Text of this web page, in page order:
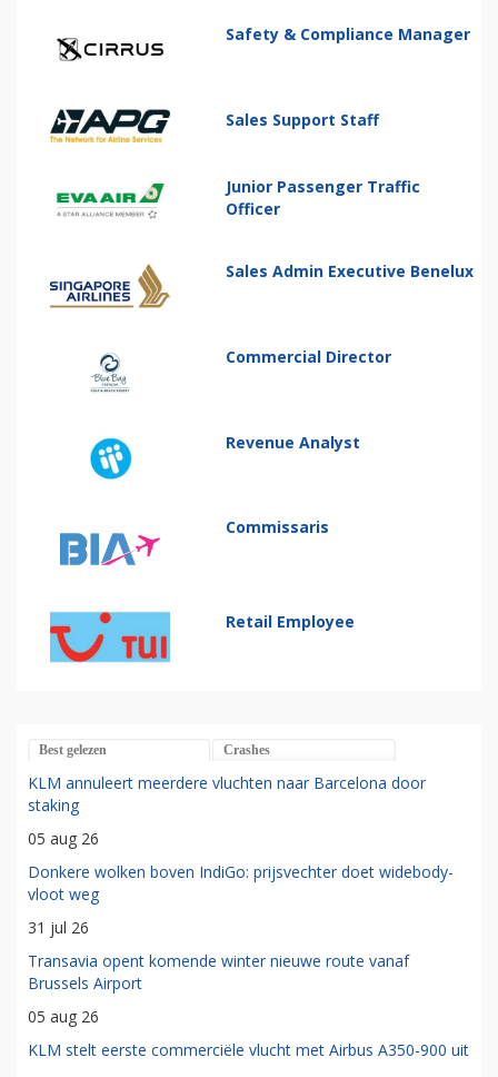
Safety & Compliance Manager
Sales Support Staff
Junior Passenger Traffic
Officer
Sales Admin Executive Benelux
Commercial Director
Revenue Analyst
Commissaris
Retail Employee
Best gelezen Crashes
KLM annuleert meerdere vluchten naar Barcelona door
staking
05 aug 26
Donkere wolken boven IndiGo: prijsvechter doet widebody-
vloot weg
31 jul 26
Transavia opent komende winter nieuwe route vanaf
Brussels Airport
05 aug 26
KLM stelt eerste commerciële vlucht met Airbus A350-900 uit